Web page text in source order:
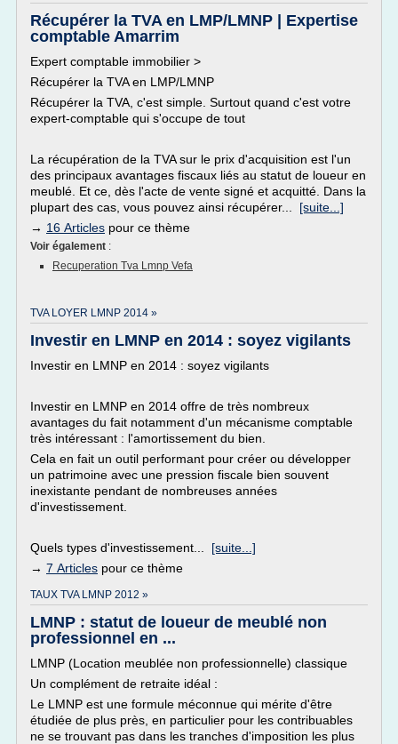
Récupérer la TVA en LMP/LMNP | Expertise
comptable Amarrim
Expert comptable immobilier >
Récupérer la TVA en LMP/LMNP
Récupérer la TVA, c'est simple. Surtout quand c'est votre
expert-comptable qui s'occupe de tout
La récupération de la TVA sur le prix d'acquisition est l'un
des principaux avantages fiscaux liés au statut de loueur en
meublé. Et ce, dès l'acte de vente signé et acquitté. Dans la
plupart des cas, vous pouvez ainsi récupérer... [suite...]
→ 16 Articles pour ce thème
Voir également :
Recuperation Tva Lmnp Vefa
TVA LOYER LMNP 2014 »
Investir en LMNP en 2014 : soyez vigilants
Investir en LMNP en 2014 : soyez vigilants
Investir en LMNP en 2014 offre de très nombreux
avantages du fait notamment d'un mécanisme comptable
très intéressant : l'amortissement du bien.
Cela en fait un outil performant pour créer ou développer
un patrimoine avec une pression fiscale bien souvent
inexistante pendant de nombreuses années
d'investissement.
Quels types d'investissement... [suite...]
→ 7 Articles pour ce thème
TAUX TVA LMNP 2012 »
LMNP : statut de loueur de meublé non
professionnel en ...
LMNP (Location meublée non professionnelle) classique
Un complément de retraite idéal :
Le LMNP est une formule méconnue qui mérite d'être
étudiée de plus près, en particulier pour les contribuables
ne se trouvant pas dans les tranches d'imposition les plus